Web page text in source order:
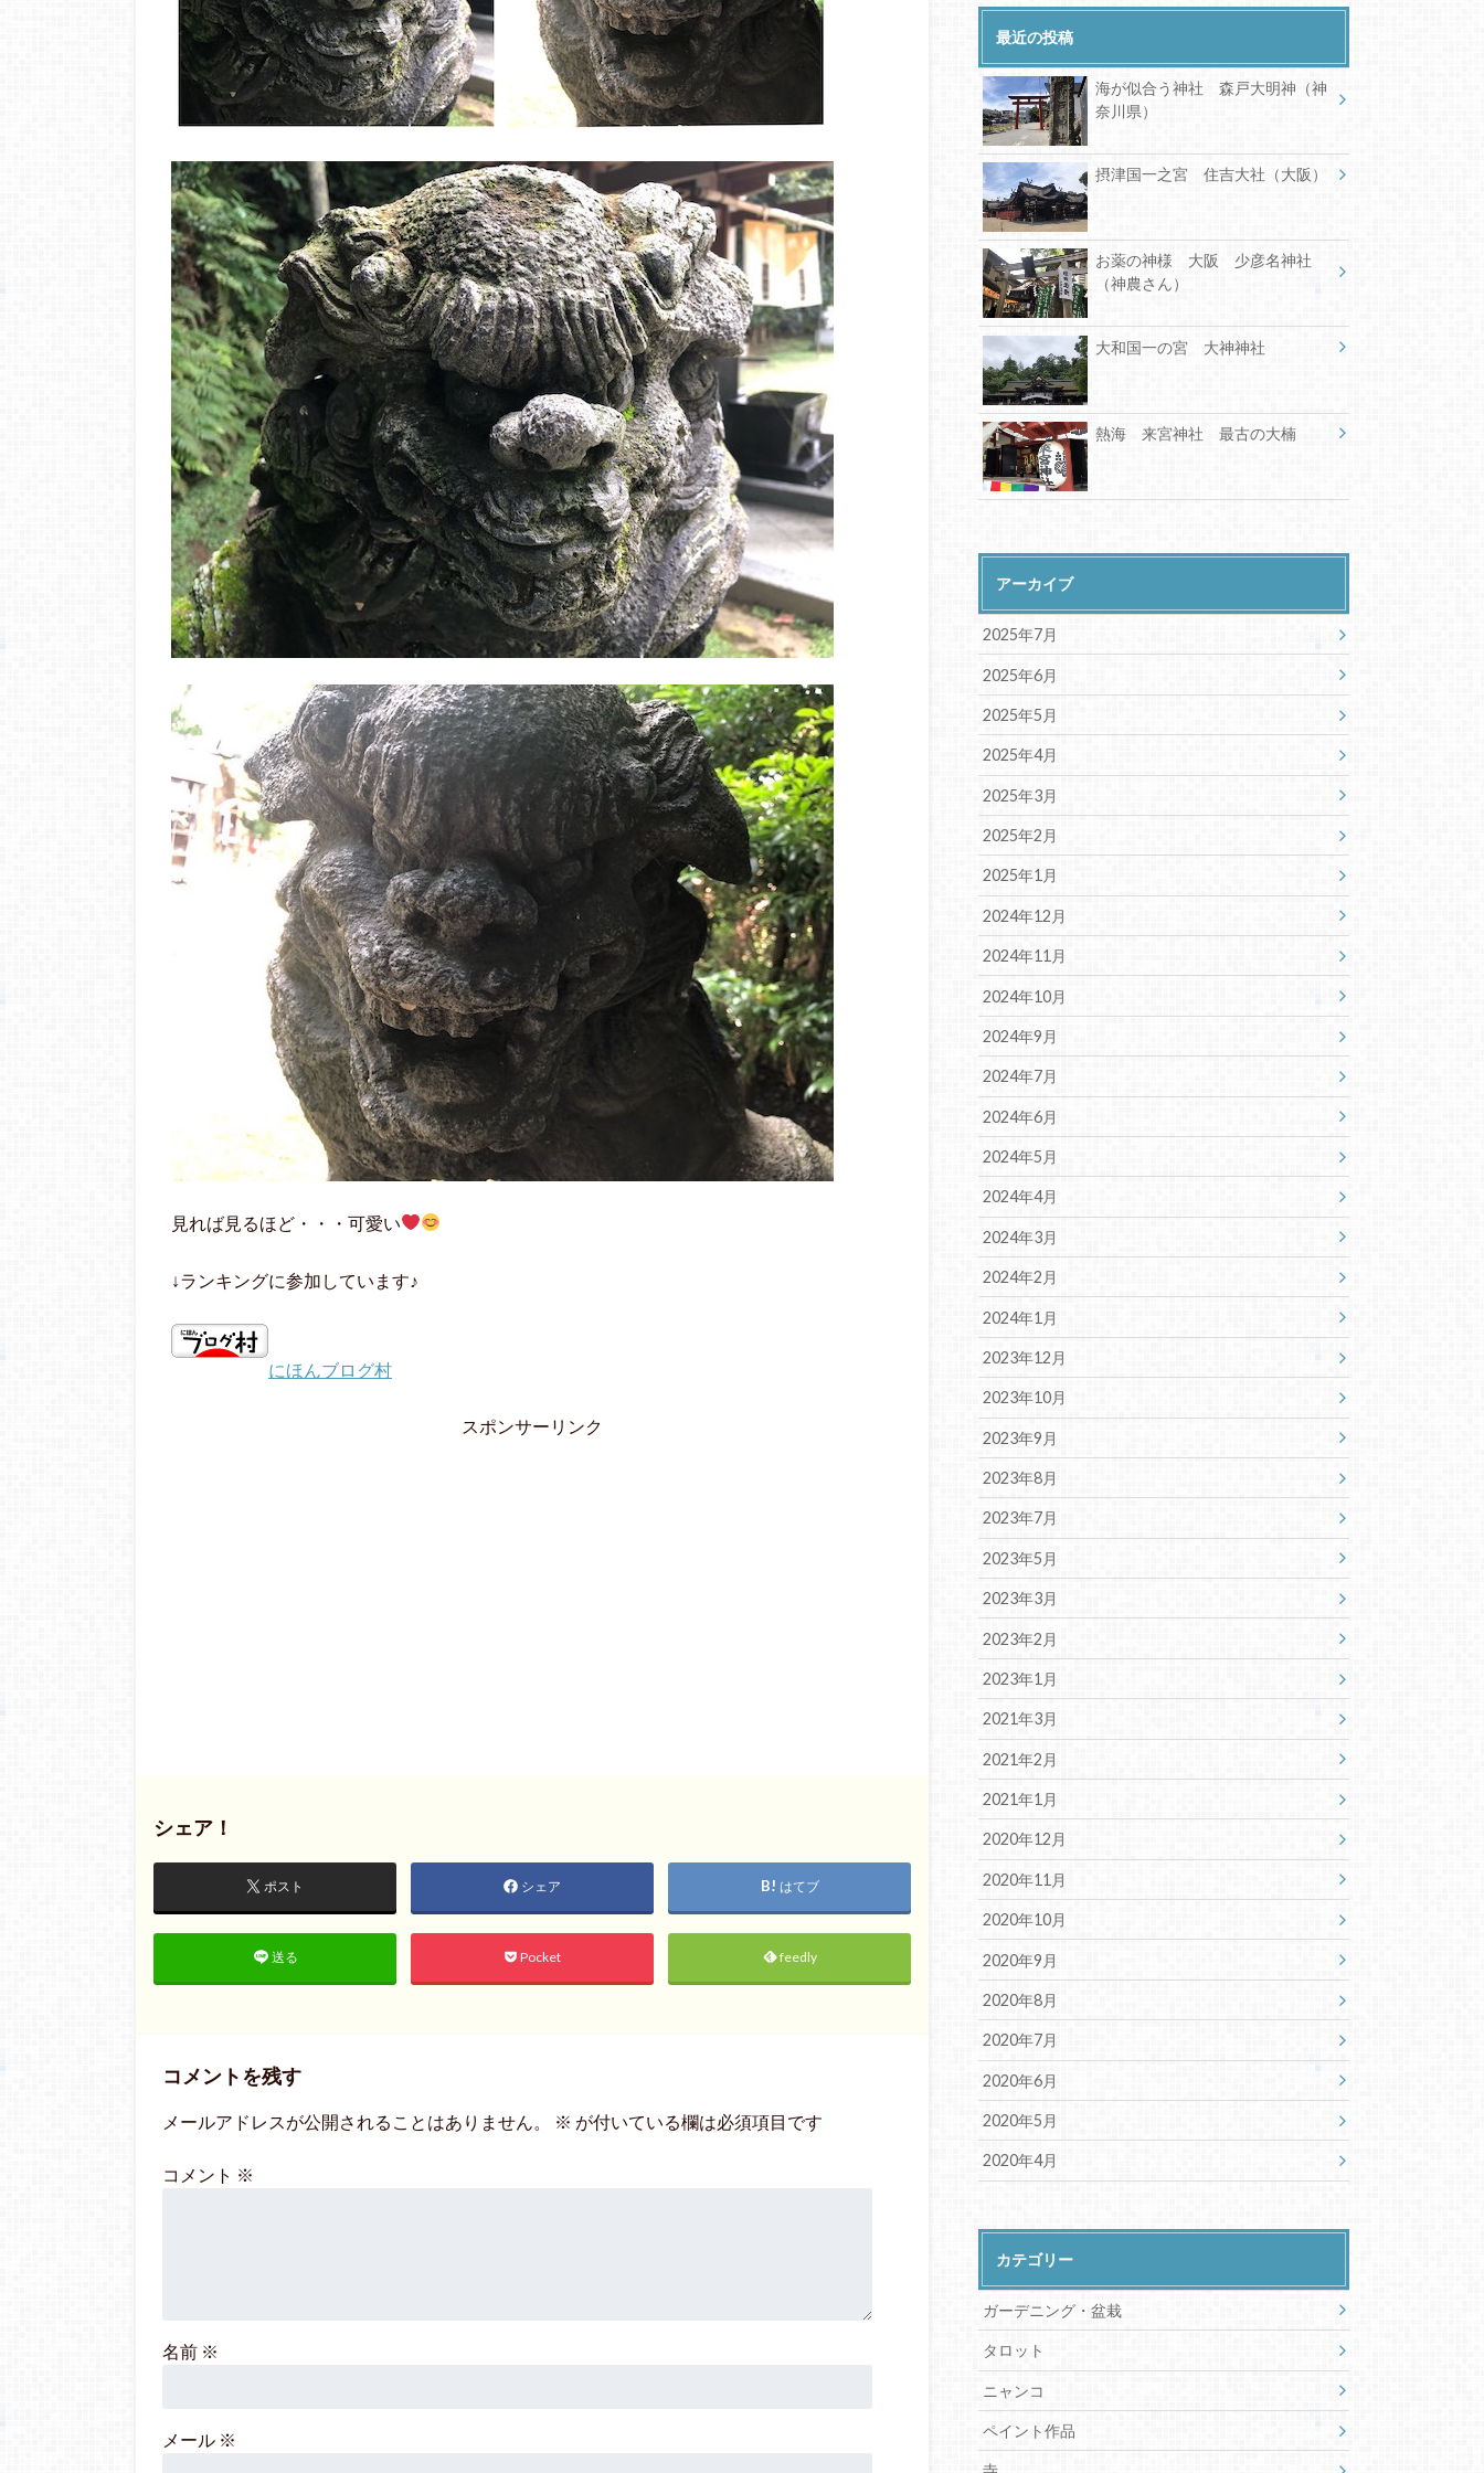
見れば見るほど・・・可愛い
↓ランキングに参加しています♪
にほんブログ村
スポンサーリンク
シェア！
ポスト シェア はてブ
送る Pocket feedly
コメントを残す
メールアドレスが公開されることはありません。 ※ が付いている欄は必須項目です
コメント ※
名前 ※
メール ※
最近の投稿
海が似合う神社 森戸大明神（神
奈川県）
摂津国一之宮 住吉大社（大阪）
お薬の神様 大阪 少彦名神社
（神農さん）
大和国一の宮 大神神社
熱海 来宮神社 最古の大楠
アーカイブ
2025年7月
2025年6月
2025年5月
2025年4月
2025年3月
2025年2月
2025年1月
2024年12月
2024年11月
2024年10月
2024年9月
2024年7月
2024年6月
2024年5月
2024年4月
2024年3月
2024年2月
2024年1月
2023年12月
2023年10月
2023年9月
2023年8月
2023年7月
2023年5月
2023年3月
2023年2月
2023年1月
2021年3月
2021年2月
2021年1月
2020年12月
2020年11月
2020年10月
2020年9月
2020年8月
2020年7月
2020年6月
2020年5月
2020年4月
カテゴリー
ガーデニング・盆栽
タロット
ニャンコ
ペイント作品